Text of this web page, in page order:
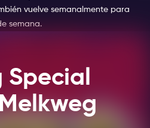
vuelve semanalmente para
semana.